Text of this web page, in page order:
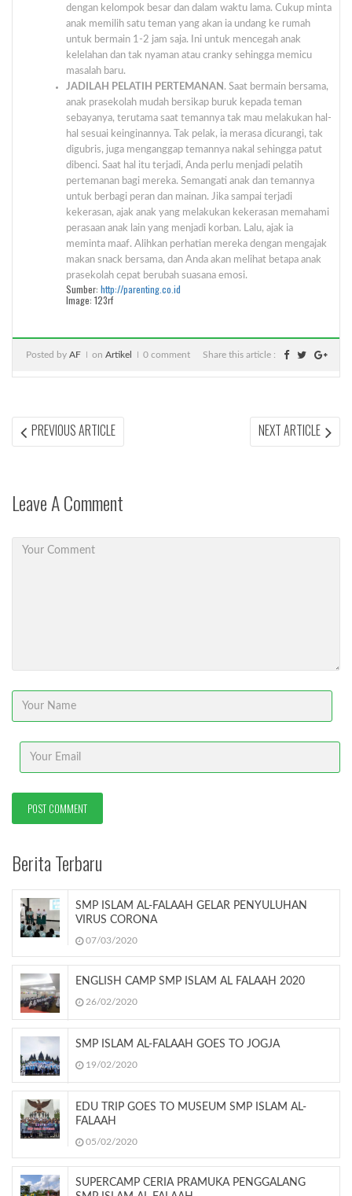
dengan kelompok besar dan dalam waktu lama. Cukup minta
anak memilih satu teman yang akan ia undang ke rumah
untuk bermain 1-2 jam saja. Ini untuk mencegah anak
kelelahan dan tak nyaman atau cranky sehingga memicu
masalah baru.
JADILAH PELATIH PERTEMANAN . Saat bermain bersama,
anak prasekolah mudah bersikap buruk kepada teman
sebayanya, terutama saat temannya tak mau melakukan hal-
hal sesuai keinginannya. Tak pelak, ia merasa dicurangi, tak
digubris, juga menganggap temannya nakal sehingga patut
dibenci. Saat hal itu terjadi, Anda perlu menjadi pelatih
pertemanan bagi mereka. Semangati anak dan temannya
untuk berbagi peran dan mainan. Jika sampai terjadi
kekerasan, ajak anak yang melakukan kekerasan memahami
perasaan anak lain yang menjadi korban. Lalu, ajak ia
meminta maaf. Alihkan perhatian mereka dengan mengajak
makan snack bersama, dan Anda akan melihat betapa anak
prasekolah cepat berubah suasana emosi.
Sumber: http://parenting.co.id
Image: 123rf
Posted by AF on Artikel 0 comment Share this article :
Post
PREVIOUS ARTICLEPREVIOUS
ARTICLE:
NEXT ARTICLE
Leave A Comment
Berita Terbaru
SMP ISLAM AL-FALAAH GELAR PENYULUHAN
VIRUS CORONA
07/03/2020
ENGLISH CAMP SMP ISLAM AL FALAAH 2020
26/02/2020
SMP ISLAM AL-FALAAH GOES TO JOGJA
19/02/2020
EDU TRIP GOES TO MUSEUM SMP ISLAM AL-
FALAAH
05/02/2020
SUPERCAMP CERIA PRAMUKA PENGGALANG